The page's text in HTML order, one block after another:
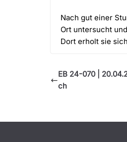
Nach gut einer
Ort untersucht
Dort erholt sie
EB 24-070 |
ch